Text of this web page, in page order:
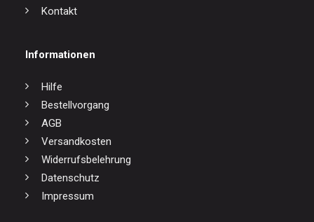
Kontakt
Informationen
Hilfe
Bestellvorgang
AGB
Versandkosten
Widerrufsbelehrung
Datenschutz
Impressum